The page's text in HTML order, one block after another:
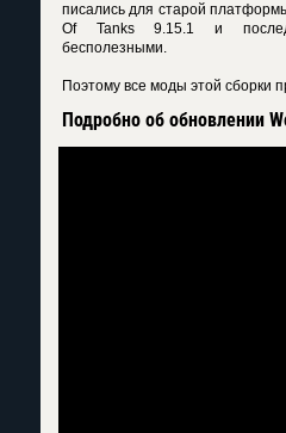
писались для старой
Of Tanks 9.15.1 и
бесполезными.
Поэтому все моды этой сборки
Подробно об обновлении